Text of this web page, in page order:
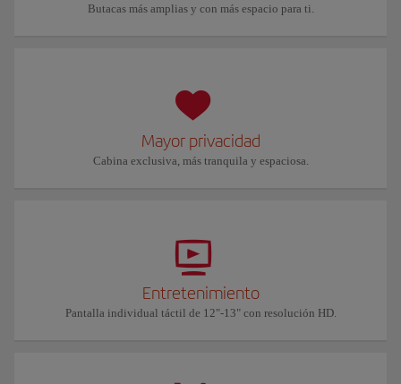
Butacas más amplias y con más espacio para ti.
Mayor privacidad
Cabina exclusiva, más tranquila y espaciosa.
Entretenimiento
Pantalla individual táctil de 12"-13" con resolución HD.